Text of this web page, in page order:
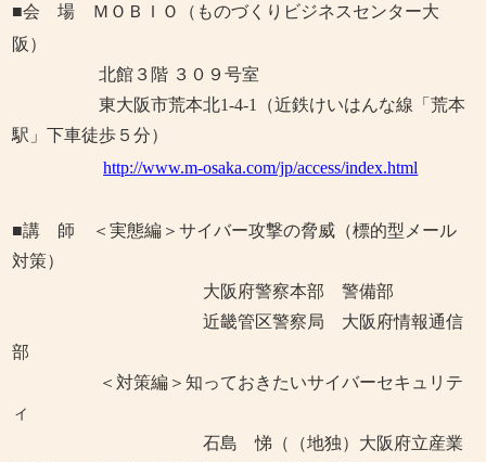
■会 場 ＭＯＢＩＯ（ものづくりビジネスセンター大
阪）
北館３階 ３０９号室
東大阪市荒本北1-4-1
（近鉄けいはんな線「荒本
駅」下車徒歩５分）
http://www.m-osaka.com/jp/access/index.html
■講 師 ＜実態編＞サイバー攻撃の脅威（標的型メール
対策）
大阪府警察本部 警備部
近畿管区警察局 大阪府情報通信
部
＜対策編＞知っておきたいサイバーセキュリテ
ィ
石島 悌（（地独）大阪府立産業